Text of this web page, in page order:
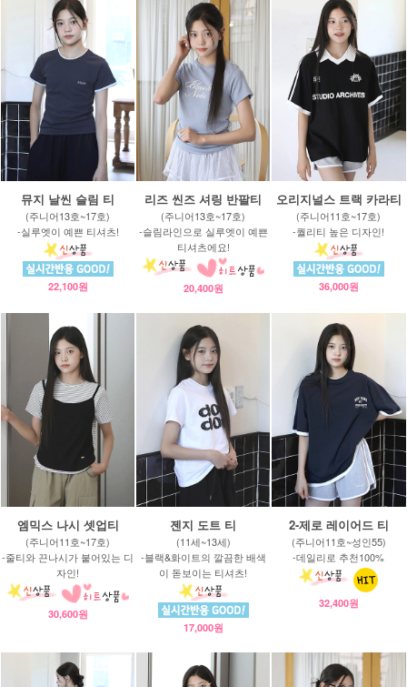
뮤지 날씬 슬림 티
(주니어13호~17호)
-실루엣이 예쁜 티셔츠!
22,100원
리즈 씬즈 셔링 반팔티
(주니어13호~17호)
-슬림라인으로 실루엣이 예쁜
티셔츠에요!
20,400원
오리지널스 트랙 카라티
(주니어11호~17호)
-퀄리티 높은 디자인!
36,000원
엠믹스 나시 셋업티
(주니어11호~17호)
-줄티와 끈나시가 붙어있는 디
자인!
30,600원
젠지 도트 티
(11세~13세)
-블랙&화이트의 깔끔한 배색
이 돋보이는 티셔츠!
17,000원
2-제로 레이어드 티
(주니어11호~성인55)
-데일리로 추천100%
32,400원